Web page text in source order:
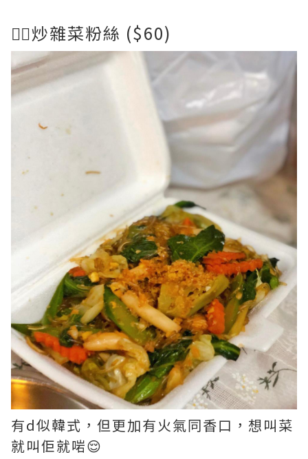
👉🏻炒雜菜粉絲 ($60)
有d似韓式，但更加有火氣同香口，想叫菜
就叫佢就啱😌